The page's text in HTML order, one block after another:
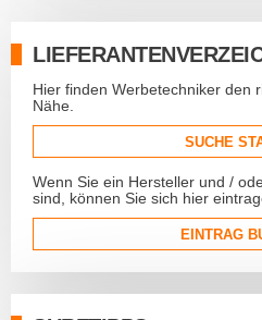
Hier finden Werbetechniker den
Nähe.
SUCHE
Wenn Sie ein Hersteller und /
sind, können Sie sich hier
EINTRAG